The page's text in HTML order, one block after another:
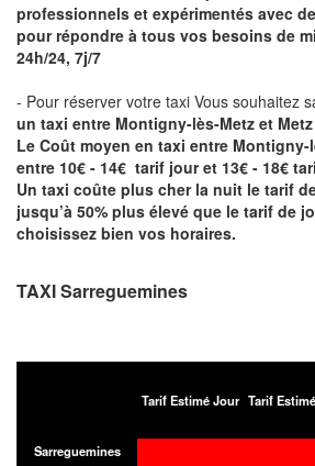
professionnels et expérimentés avec
pour répondre à tous vos besoins de
24h/24, 7j/7
- Pour réserver votre taxi Vous souhaitez
un taxi entre Montigny-lès-Metz et Metz
Le Coût moyen en taxi entre Montigny-
entre 10€ - 14€ tarif jour et 13€ - 18€
Un taxi coûte plus cher la nuit le tarif
jusqu’à 50% plus élevé que le tarif de
choisissez bien vos horaires.
TAXI Sarreguemines
Tarif Estimé Jour Tarif
Sarreguemines